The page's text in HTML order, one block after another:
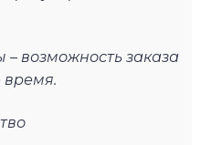
возможность заказа
время.